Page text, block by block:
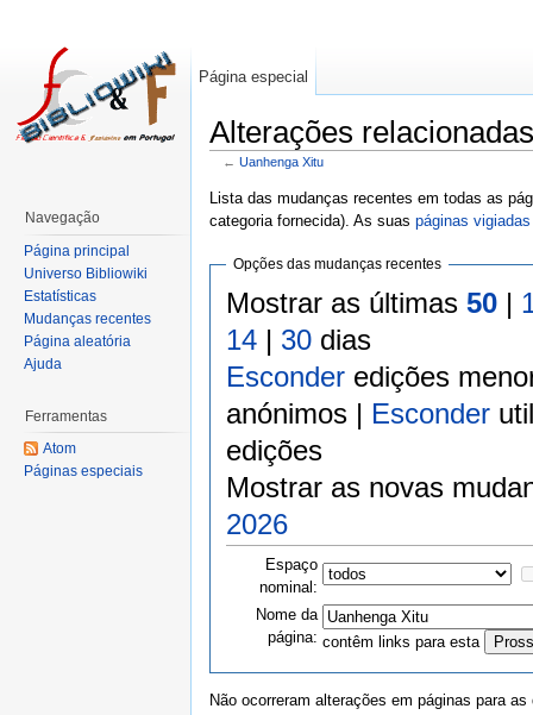
Alterações
← Uanhenga Xitu
Lista das mudanças recentes em todas as
categoria fornecida). As suas páginas vigiadas
Opções das mudanças recentes
Mostrar as últimas 50|
14| 30dias
Esconderedições
anónimos | Esconder
edições
Mostrar as novas
2026
Espaço
nominal:
Nome da
página: contêm links para esta
Não ocorreram alterações em páginas para
Página especial
Navegação
Página principal
Universo Bibliowiki
Estatísticas
Mudanças recentes
Página aleatória
Ajuda
Ferramentas
Atom
Páginas especiais